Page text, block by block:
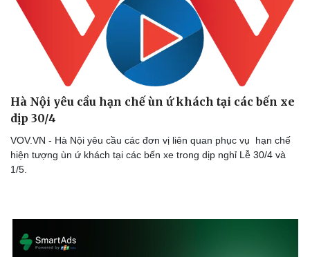
Văn học
Âm nhạc
Di sản
Thời trang
Sao Việt
Hà Nội yêu cầu hạn chế ùn ứ khách tại các bến xe
dịp 30/4
VOV.VN - Hà Nội yêu cầu các đơn vị liên quan phục vụ hạn chế
hiện tượng ùn ứ khách tại các bến xe trong dịp nghỉ Lễ 30/4 và
1/5.